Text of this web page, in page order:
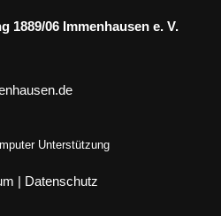
1889/06 Immenhausen e. V.
Unterstützung
| Datenschutz